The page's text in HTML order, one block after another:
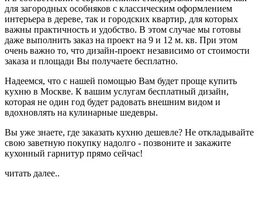
для загородных особняков с классическим оформлением
интерьера в дереве, так и городских квартир, для которых
важны практичность и удобство. В этом случае мы готовы
даже выполнить заказ на проект на 9 и 12 м. кв. При этом
очень важно то, что дизайн-проект независимо от стоимости
заказа и площади Вы получаете бесплатно.
Надеемся, что с нашей помощью Вам будет проще купить
кухню в Москве. К вашим услугам бесплатный дизайн,
которая не один год будет радовать внешним видом и
вдохновлять на кулинарные шедевры.
Вы уже знаете, где заказать кухню дешевле? Не откладывайте
свою заветную покупку надолго - позвоните и закажите
кухонный гарнитур прямо сейчас!
читать далее..